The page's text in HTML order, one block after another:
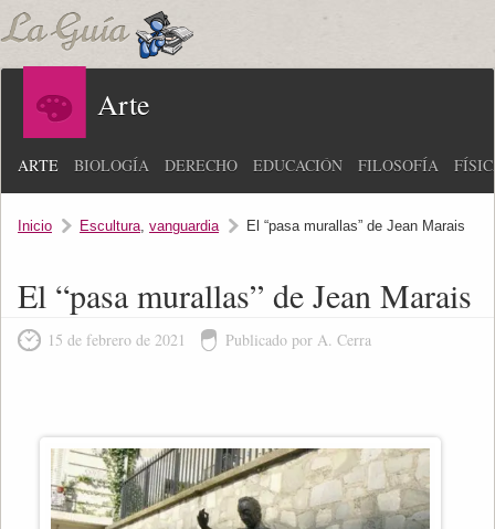
Arte
ARTE BIOLOGÍA DERECHO EDUCACIÓN FILOSOFÍA
Inicio Escultura, vanguardia El “pasa murallas” de Jean Marais
El “pasa murallas” de Jean Marais
15 de febrero de 2021 Publicado por A. Cerra